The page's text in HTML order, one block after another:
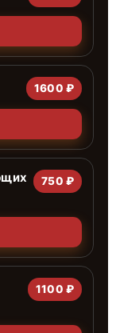
1600 ₽
750 ₽
1100 ₽